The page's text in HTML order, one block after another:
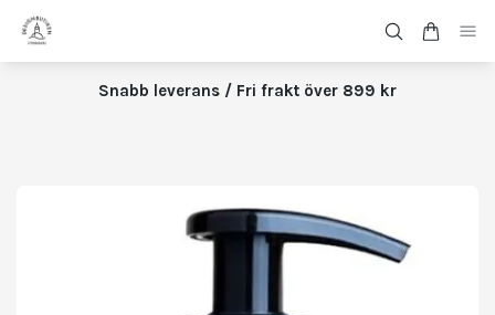
Snabb leverans / Fri frakt över 899 kr